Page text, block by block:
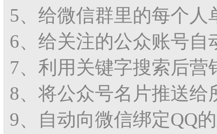
5、给微信群里的每个
6、给关注的公众账号自
7、利用关键字搜索后营
8、将公众号名片推送给
9、自动向微信绑定QQ